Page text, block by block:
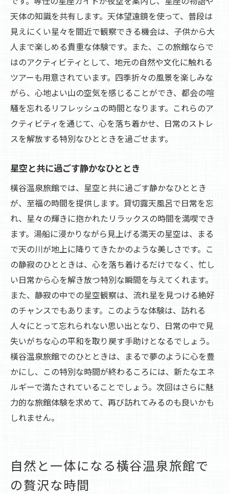
天体の知識を共有します。天体望遠鏡を使って、普段は
見えにくい星々を間近で観察できる機会は、子供から大
人まで楽しめる貴重な体験です。また、この旅館ならで
はのアクティビティとして、地元の自然や文化に触れる
ツアーも用意されています。四季折々の風景を楽しみな
がら、心地よい山の空気を感じることができ、都会の喧
騒を忘れるリフレッシュの時間となります。これらのア
クティビティを通じて、心を落ち着かせ、日常のストレ
スを解放する特別なひとときを過ごせます。
星空と共に過ごす静かなひととき
橫谷温泉旅館では、星空と共に過ごす静かなひととき
が、至福の時間を提供します。貸切露天風呂で日常を忘
れ、星々の輝きに抱かれたリラックスの時間を満喫でき
ます。湯船に浸かりながら見上げる満天の星空は、まる
で天の川が地上に降りてきたかのような美しさです。こ
の静寂のひとときは、心を落ち着けるだけでなく、忙し
い日常から心を解き放つ特別な瞬間を与えてくれます。
また、静寂の中での星空観察は、流れ星を見つける絶好
のチャンスでもあります。このような体験は、訪れる
人々にとって忘れられない思い出となり、日常の中で見
失いがちな心の平和を取り戻す手助けとなるでしょう。
橫谷温泉旅館でのひとときは、まるで夢のように心を豊
かにし、この特別な時間が終わるころには、新たなエネ
ルギーで満たされていることでしょう。次回はさらに魅
力的な旅館体験を求めて、再び訪れてみるのも良いかも
しれません。
自然と一体になる橫谷温泉旅館で
の贅沢な時間